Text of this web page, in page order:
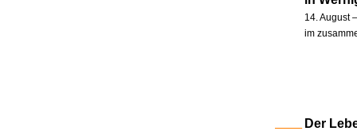
14. August
im
Der